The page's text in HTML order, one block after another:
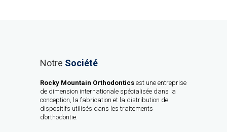
Notre Société
Rocky Mountain Orthodontics est une entreprise
de dimension internationale spécialisée dans la
conception, la fabrication et la distribution de
dispositifs utilisés dans les traitements
d’orthodontie.